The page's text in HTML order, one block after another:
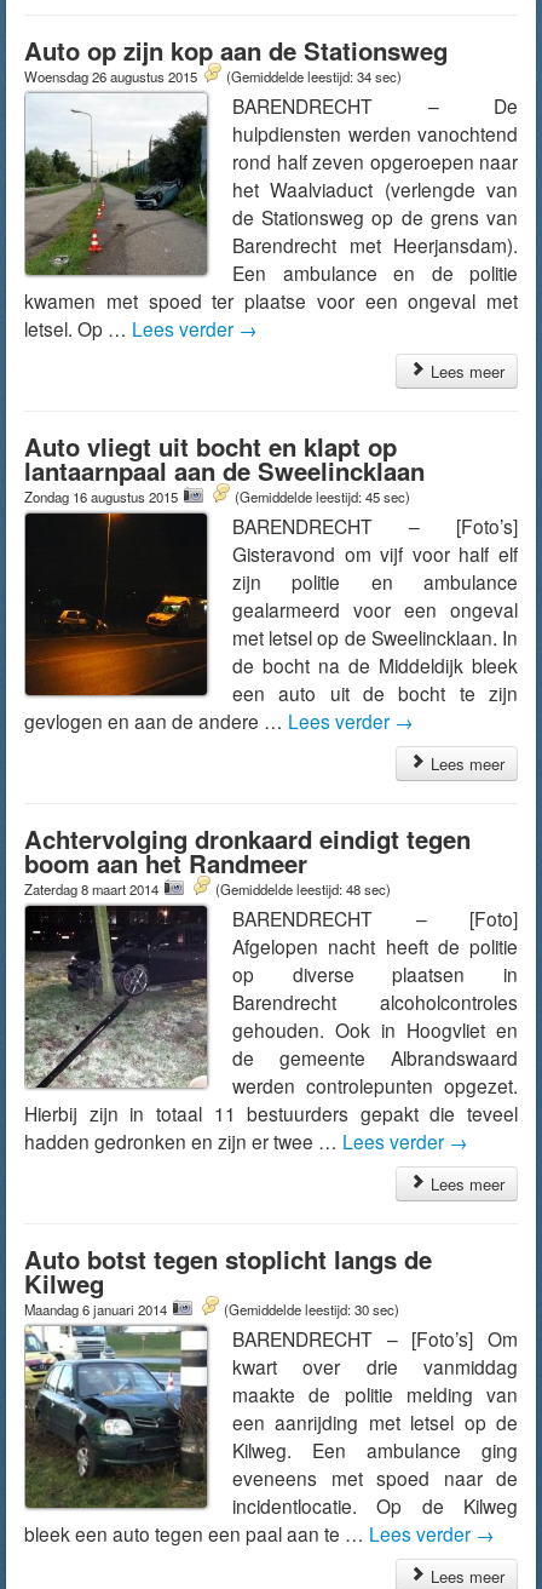
Auto op zijn kop aan de Stationsweg
Woensdag 26 augustus 2015 (Gemiddelde leestijd: 34 sec)
BARENDRECHT – De
hulpdiensten werden vanochtend
rond half zeven opgeroepen naar
het Waalviaduct (verlengde van
de Stationsweg op de grens van
Barendrecht met Heerjansdam).
Een ambulance en de politie
kwamen met spoed ter plaatse voor een ongeval met
letsel. Op … Lees verder →
Lees meer
Auto vliegt uit bocht en klapt op
lantaarnpaal aan de Sweelincklaan
Zondag 16 augustus 2015 (Gemiddelde leestijd: 45 sec)
BARENDRECHT – [Foto’s]
Gisteravond om vijf voor half elf
zijn politie en ambulance
gealarmeerd voor een ongeval
met letsel op de Sweelincklaan. In
de bocht na de Middeldijk bleek
een auto uit de bocht te zijn
gevlogen en aan de andere … Lees verder →
Lees meer
Achtervolging dronkaard eindigt tegen
boom aan het Randmeer
Zaterdag 8 maart 2014 (Gemiddelde leestijd: 48 sec)
BARENDRECHT – [Foto]
Afgelopen nacht heeft de politie
op diverse plaatsen in
Barendrecht alcoholcontroles
gehouden. Ook in Hoogvliet en
de gemeente Albrandswaard
werden controlepunten opgezet.
Hierbij zijn in totaal 11 bestuurders gepakt die teveel
hadden gedronken en zijn er twee … Lees verder →
Lees meer
Auto botst tegen stoplicht langs de
Kilweg
Maandag 6 januari 2014 (Gemiddelde leestijd: 30 sec)
BARENDRECHT – [Foto’s] Om
kwart over drie vanmiddag
maakte de politie melding van
een aanrijding met letsel op de
Kilweg. Een ambulance ging
eveneens met spoed naar de
incidentlocatie. Op de Kilweg
bleek een auto tegen een paal aan te … Lees verder →
Lees meer